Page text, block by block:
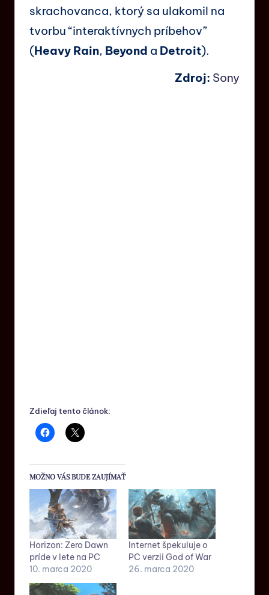
skrachovanca, ktorý sa ulakomil na
tvorbu “interaktívnych príbehov”
(Heavy Rain, Beyond a Detroit).
Zdroj: Sony
Zdieľaj tento článok:
MOŽNO VÁS BUDE ZAUJÍMAŤ
Horizon: Zero Dawn
príde v lete na PC
10. marca 2020
Internet špekuluje o
PC verzii God of War
26. marca 2020